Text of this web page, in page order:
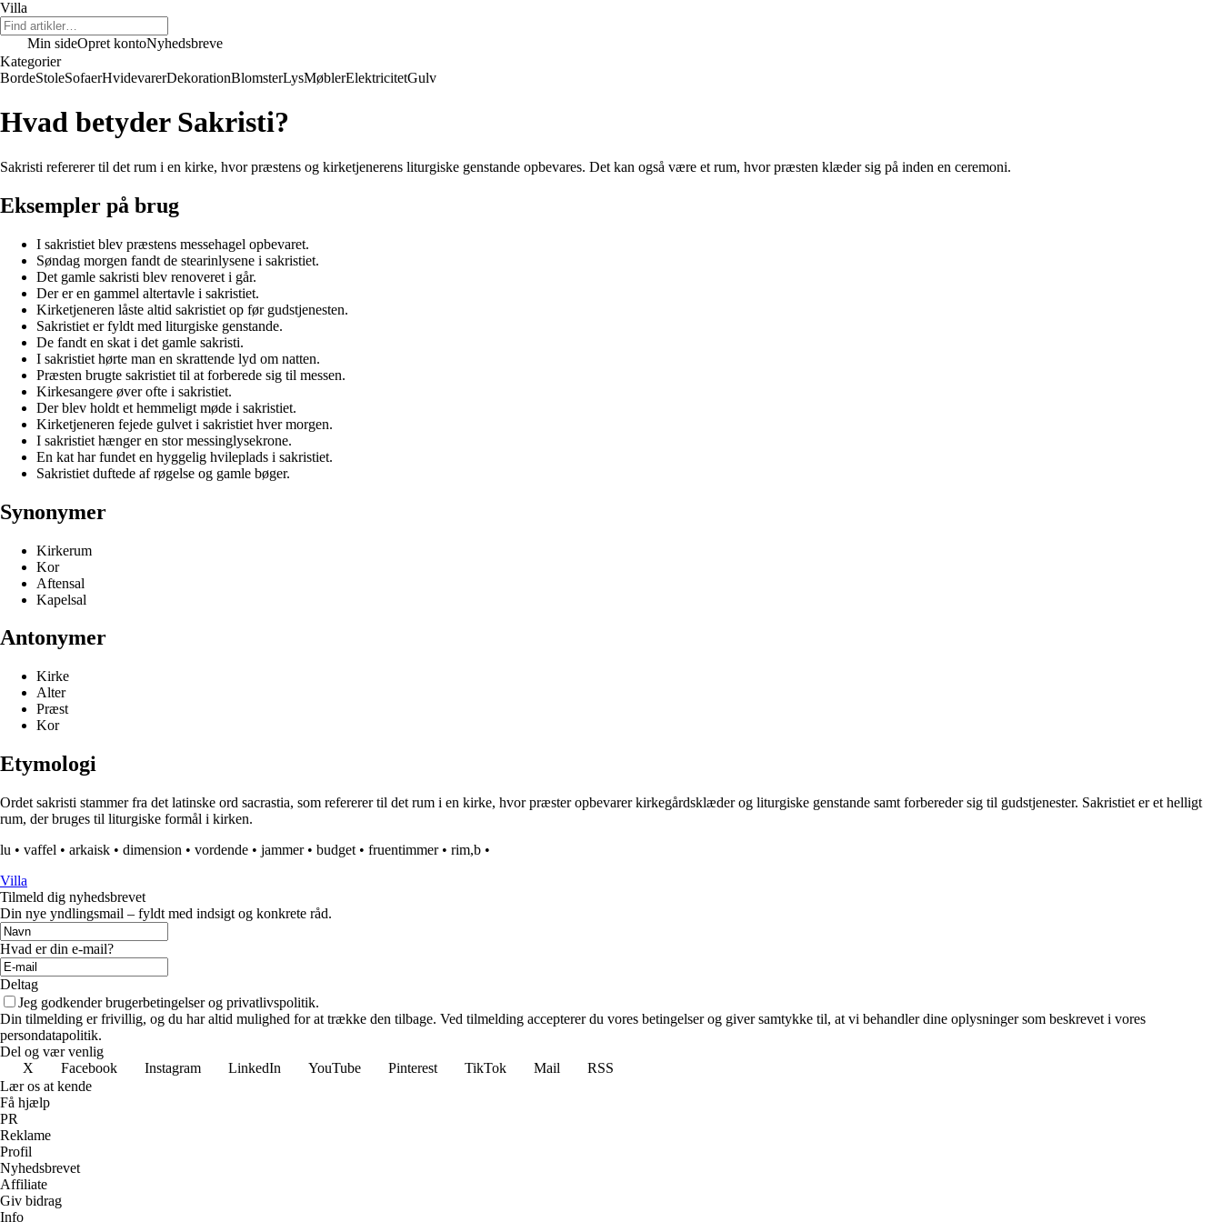
Villa
Min sideOpret kontoNyhedsbreve
Kategorier
BordeStoleSofaerHvidevarerDekorationBlomsterLysMøblerElektricitetGulv
Hvad betyder Sakristi?
Sakristi refererer til det rum i en kirke, hvor præstens og kirketjenerens liturgiske genstande opbevares. Det kan også være et rum, hvor præsten klæder sig på inden en ceremoni.
Eksempler på brug
I sakristiet blev præstens messehagel opbevaret.
Søndag morgen fandt de stearinlysene i sakristiet.
Det gamle sakristi blev renoveret i går.
Der er en gammel altertavle i sakristiet.
Kirketjeneren låste altid sakristiet op før gudstjenesten.
Sakristiet er fyldt med liturgiske genstande.
De fandt en skat i det gamle sakristi.
I sakristiet hørte man en skrattende lyd om natten.
Præsten brugte sakristiet til at forberede sig til messen.
Kirkesangere øver ofte i sakristiet.
Der blev holdt et hemmeligt møde i sakristiet.
Kirketjeneren fejede gulvet i sakristiet hver morgen.
I sakristiet hænger en stor messinglysekrone.
En kat har fundet en hyggelig hvileplads i sakristiet.
Sakristiet duftede af røgelse og gamle bøger.
Synonymer
Kirkerum
Kor
Aftensal
Kapelsal
Antonymer
Kirke
Alter
Præst
Kor
Etymologi
Ordet sakristi stammer fra det latinske ord sacrastia, som refererer til det rum i en kirke, hvor præster opbevarer kirkegårdsklæder og liturgiske genstande samt forbereder sig til gudstjenester. Sakristiet er et helligt
rum, der bruges til liturgiske formål i kirken.
lu • vaffel • arkaisk • dimension • vordende • jammer• budget • fruentimmer• rim,b •
Villa
Tilmeld dig nyhedsbrevet
Din nye yndlingsmail – fyldt med indsigt og konkrete råd.
Hvad er din e-mail?
Deltag
Jeg godkender brugerbetingelser og privatlivspolitik.
Din tilmelding er frivillig, og du har altid mulighed for at trække den tilbage. Ved tilmelding accepterer du vores betingelser og giver samtykke til, at vi behandler dine oplysninger som beskrevet i vores
persondatapolitik.
Del og vær venlig
X
Facebook Instagram LinkedIn YouTube Pinterest TikTok Mail
RSS
Lær os at kende
Få hjælp
PR
Reklame
Profil
Nyhedsbrevet
Affiliate
Giv bidrag
Info